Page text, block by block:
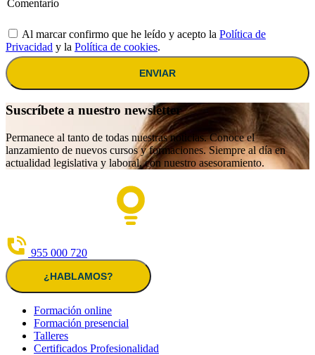
Al marcar confirmo que he leído y acepto la Política de
Privacidad y la Política de cookies.
ENVIAR
Suscríbete a nuestro newsletter
Permanece al tanto de todas nuestras noticias. Conoce el
lanzamiento de nuevos cursos y formaciones. Siempre al día en
actualidad legislativa y laboral, con nuestro asesoramiento.
955 000 720
¿HABLAMOS?
Formación online
Formación presencial
Talleres
Certificados Profesionalidad